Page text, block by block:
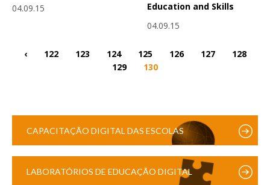
04.09.15
Education and Skills
04.09.15
‹ 122 123 124 125 126 127
128
129
130
CAPACITAÇÃO DIGITAL DAS ESCOLAS
LABORATÓRIOS DE EDUCAÇÃO DIGITAL